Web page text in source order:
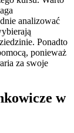
analizować
Ponadto
ponieważ
za swoje
w